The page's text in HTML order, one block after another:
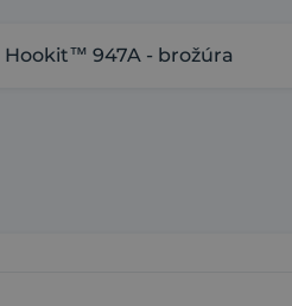
947A - brožúra